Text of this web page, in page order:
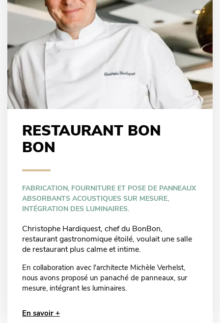
RESTAURANT BON
BON
FABRICATION, FOURNITURE ET POSE DE PANNEAUX
ABSORBANTS ACOUSTIQUES SUR MESURE,
INTÉGRATION DES LUMINAIRES.
Christophe Hardiquest, chef du BonBon,
restaurant gastronomique étoilé, voulait une salle
de restaurant plus calme et intime.
En collaboration avec l'architecte Michèle Verhelst,
nous avons proposé un panaché de panneaux, sur
mesure, intégrant les luminaires.
En savoir +